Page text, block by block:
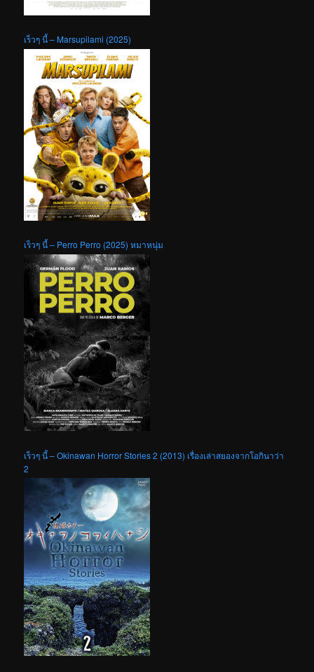
เร็วๆ นี้ – Marsupilami (2025)
เร็วๆ นี้ – Perro Perro (2025) หมาหนุ่ม
เร็วๆ นี้ – Okinawan Horror Stories 2 (2013) เรื่องเล่าสยองจากโอกินาว่า
2